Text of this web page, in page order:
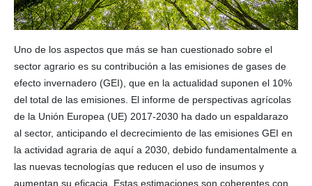
Uno de los aspectos que más se han cuestionado sobre el
sector agrario es su contribución a las emisiones de gases de
efecto invernadero (GEI), que en la actualidad suponen el 10%
del total de las emisiones. El informe de perspectivas agrícolas
de la Unión Europea (UE) 2017-2030 ha dado un espaldarazo
al sector, anticipando el decrecimiento de las emisiones GEI en
la actividad agraria de aquí a 2030, debido fundamentalmente a
las nuevas tecnologías que reducen el uso de insumos y
aumentan su eficacia. Estas estimaciones son coherentes con